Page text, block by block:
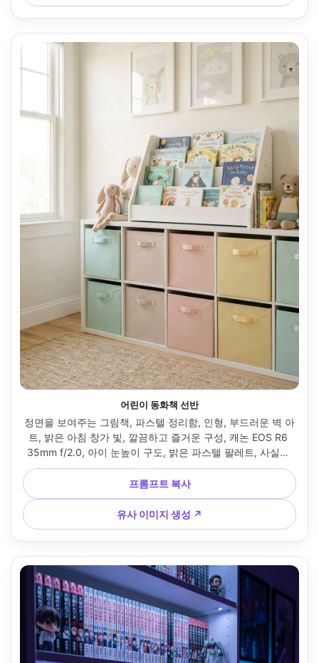
어린이 동화책 선반
정면을 보여주는 그림책, 파스텔 정리함, 인형, 부드러운 벽 아
트, 밝은 아침 창가 빛, 깔끔하고 즐거운 구성, 캐논 EOS R6
35mm f/2.0, 아이 눈높이 구도, 밝은 파스텔 팔레트, 사실적
질감, 패밀리 라이프스타일 사진 --ar 4:5
프롬프트 복사
유사 이미지 생성 ↗